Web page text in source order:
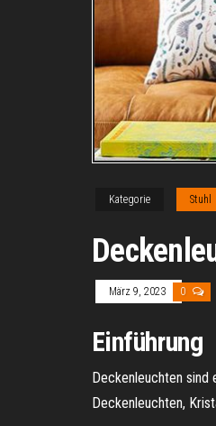
Kategorie Stuhl
März 9, 2023 0
Einführung
Deckenleuchten sind
Deckenleuchten,